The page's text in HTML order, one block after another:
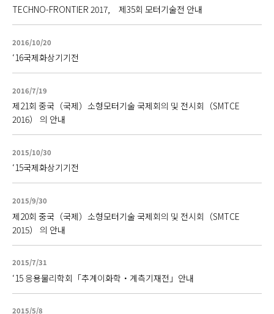
TECHNO-FRONTIER 2017, 제35회 모터기술전 안내
2016/10/20
‘16국제화상기기전
2016/7/19
제21회 중국（국제）소형모터기술 국제회의 및 전시회（SMTCE
2016） 의 안내
2015/10/30
‘15국제화상기기전
2015/9/30
제20회 중국（국제）소형모터기술 국제회의 및 전시회（SMTCE
2015） 의 안내
2015/7/31
‘15 응용물리학회「추계이화학・계측기재전」안내
2015/5/8